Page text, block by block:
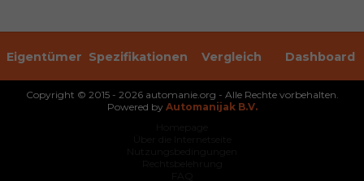
Eigentümer Spezifikationen Vergleich Dashboard
Copyright © 2015 - 2026 automanie.org - Alle Rechte vorbehalten.
Powered by Automanijak B.V.